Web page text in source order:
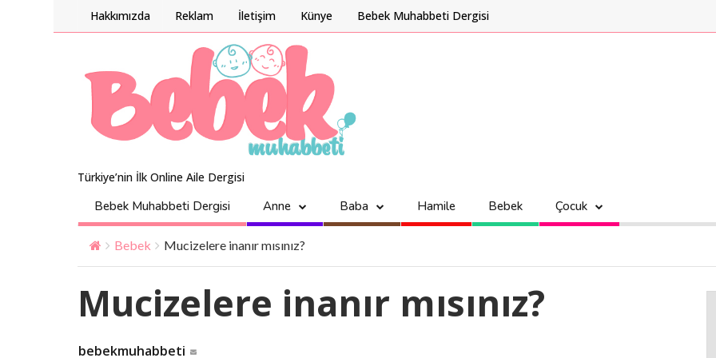
Hakkımızda Reklam İletişim Künye Bebek Muhabbeti Dergisi
Türkiye’nin İlk Online Aile Dergisi
Bebek Muhabbeti Dergisi Anne Baba Hamile Bebek Çocuk
Bebek Mucizelere inanır mısınız?
Mucizelere inanır mısınız?
bebekmuhabbeti